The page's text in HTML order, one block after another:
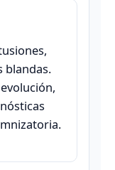
blandas.